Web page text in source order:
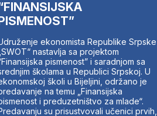
ekonomista Republike Srpske
„SWOT“ nastavlja sa projektom
pismenost” i saradnjom sa
školama u Republici Srpskoj. U
školi u Bijeljini, održano je
na temu „Finansijska
i preduzetništvo za mlade“.
su prisustvovali učenici prvih,